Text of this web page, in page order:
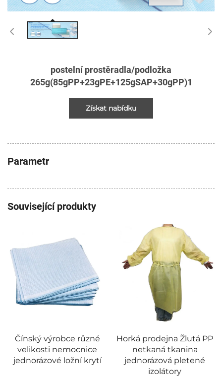
postelní prostěradla/podložka
265g(85gPP+23gPE+125gSAP+30gPP)1
Získat nabídku
Parametr
Související produkty
Čínský výrobce různé
velikosti nemocnice
jednorázové ložní krytí
Horká prodejna Žlutá PP
netkaná tkanina
jednorázová pletené
izolátory